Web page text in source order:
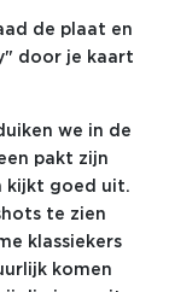
de plaat en
door je kaart
we in de
pakt zijn
kijkt goed uit.
te zien
klassiekers
komen